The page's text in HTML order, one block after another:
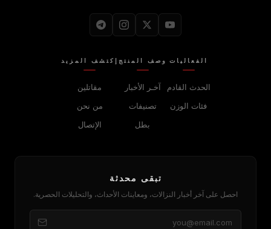
الفعاليات
الحدث القادم
فئات الوزن
وصف المنتج
آخـر الأخبار
تصنيفات
بطل
إكتشف المزيد
مقاتلين
من نحن
الإتصال
تبقى محدثة
احصل على آخر أخبار النزالات، ومعاينات الأحداث، والتحليلات الحصرية.